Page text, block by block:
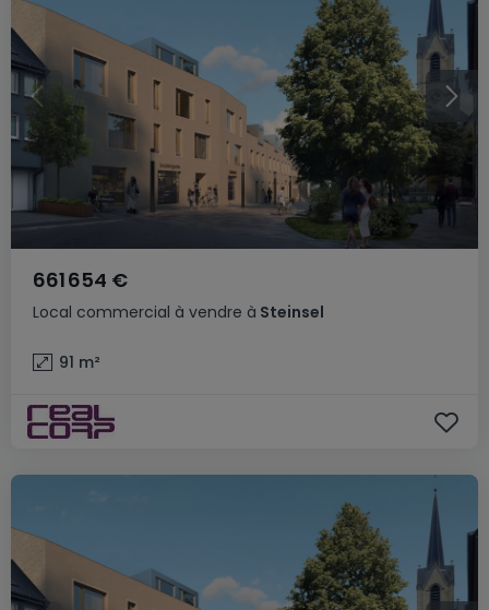
Local commercial à vendre à Steinsel
661 654 €
91 m²